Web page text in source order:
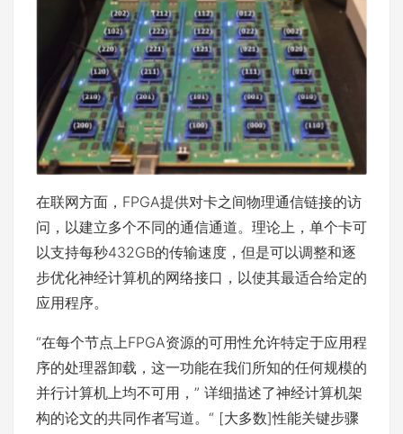
在联网方面，FPGA提供对卡之间物理通信链接的访
问，以建立多个不同的通信通道。理论上，单个卡可
以支持每秒432GB的传输速度，但是可以调整和逐
步优化神经计算机的网络接口，以使其最适合给定的
应用程序。
“在每个节点上FPGA资源的可用性允许特定于应用程
序的处理器卸载，这一功能在我们所知的任何规模的
并行计算机上均不可用，” 详细描述了神经计算机架
构的论文的共同作者写道。“ [大多数]性能关键步骤